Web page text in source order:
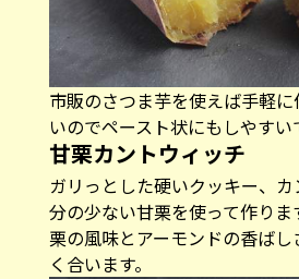
市販のさつま芋を使えば手軽
いのでペースト状にもしやすい
甘栗カントウィッチ
ガリっとした硬いクッキー、
分の少ない甘栗を使って作りま
栗の風味とアーモンドの香ば
く合います。